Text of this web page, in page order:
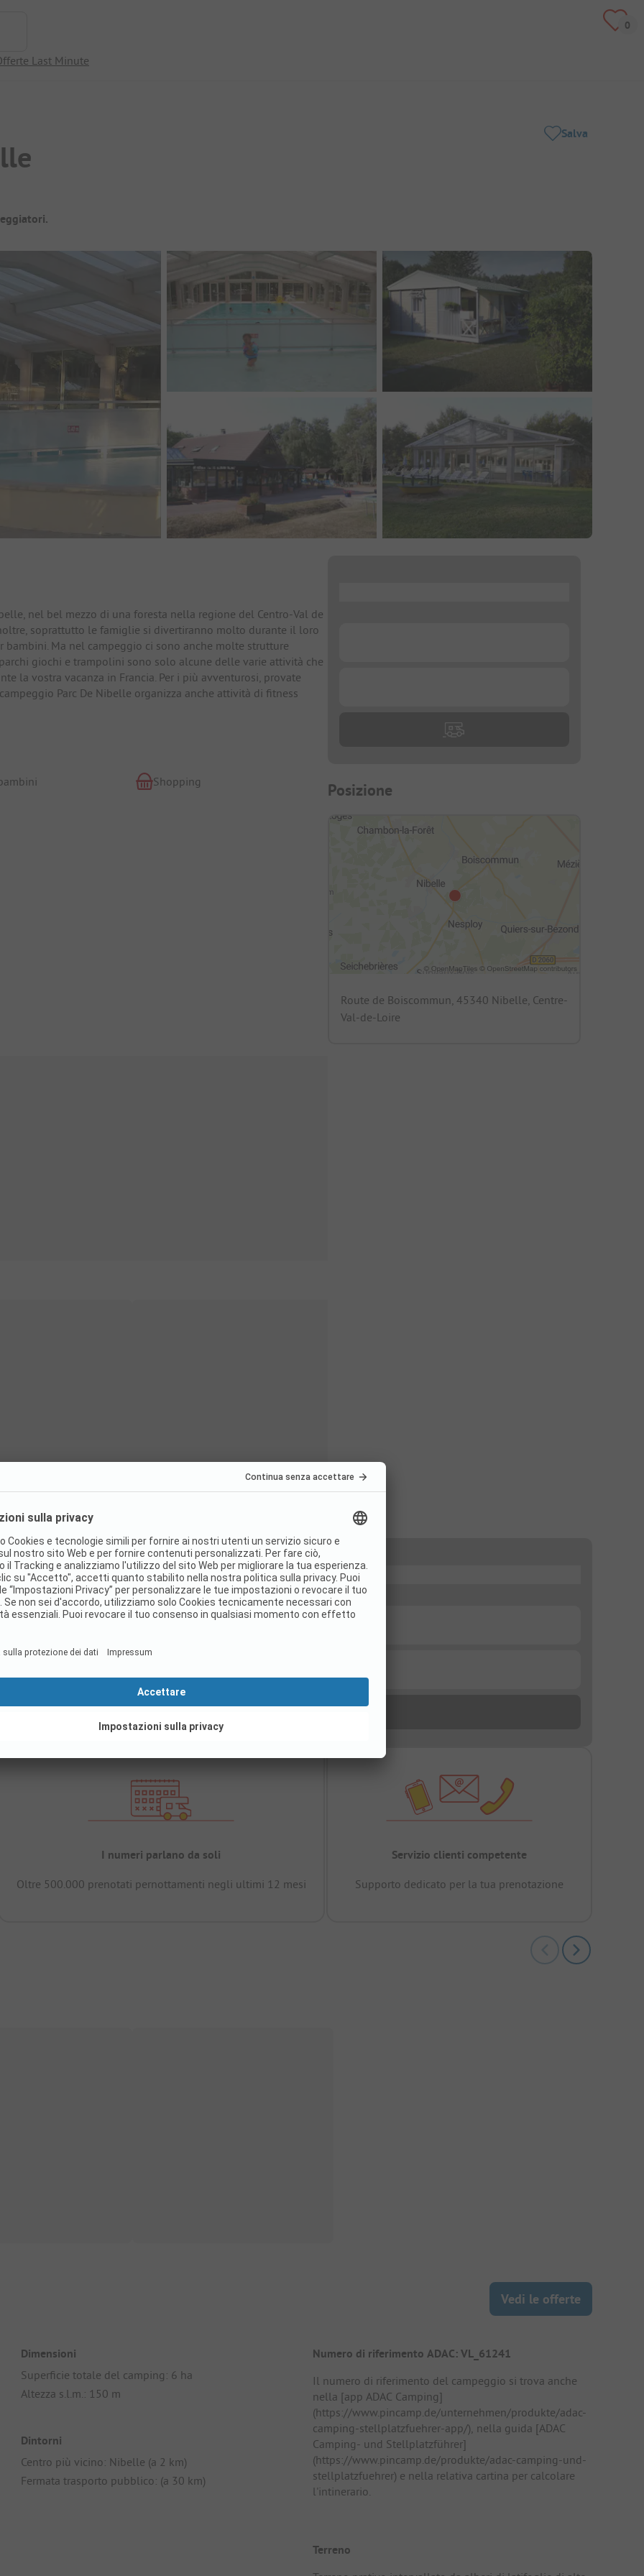
Last Minute
Salva
nel bel mezzo di una foresta nella regione del Centro-Val de
soprattutto le famiglie si divertiranno molto durante il loro
Ma nel campeggio ci sono anche molte strutture
giochi e trampolini sono solo alcune delle varie attività che
la vostra vacanza in Francia. Per i più avventurosi, provate
Parc De Nibelle organizza anche attività di fitness
Shopping Posizione
Route de Boiscommun, 45340 Nibelle, Centre-
Val-de-Loire
I numeri parlano da soli
Oltre 500.000 prenotati pernottamenti negli ultimi 12 mesi
Servizio clienti competente
Supporto dedicato per la tua prenotazione
Vedi le offerte
Dimensioni
Superficie totale del camping: 6 ha
Altezza s.l.m.: 150 m
Dintorni
Centro più vicino: Nibelle (a 2 km)
Fermata trasporto pubblico: (a 30 km)
Numero di riferimento ADAC: VL_61241
Il numero di riferimento del campeggio si trova anche
nella [app ADAC Camping]
(https://www.pincamp.de/unternehmen/produkte/adac-
camping-stellplatzfuehrer-app/), nella guida [ADAC
Camping- und Stellplatzführer]
(https://www.pincamp.de/produkte/adac-camping-und-
stellplatzfuehrer) e nella relativa cartina per calcolare
l'intinerario.
Terreno